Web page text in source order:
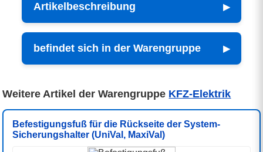
Artikelbeschreibung
befindet sich in der Warengruppe
Weitere Artikel der Warengruppe KFZ-Elektrik
Befestigungsfuß für die Rückseite der System-
Sicherungshalter (UniVal, MaxiVal)